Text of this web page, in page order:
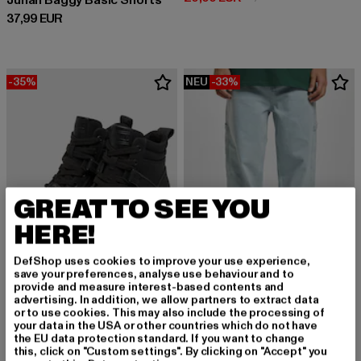
37,99 EUR
Derzeitiger Preis: 37,99 EUR
-35%
BUFFALO
ZANOS NC MID
NEU -33%
KARL KANI
60,29 EUR
Derzeitiger Preis: 60,29 EUR
89,99 EURAktionspreis:
GREAT TO SEE YOU
HERE!
DefShop uses cookies to improve your use experience,
save your preferences, analyse use behaviour and to
provide and measure interest-based contents and
advertising. In addition, we allow partners to extract data
or to use cookies. This may also include the processing of
your data in the USA or other countries which do not have
the EU data protection standard. If you want to change
this, click on "Custom settings". By clicking on "Accept" you